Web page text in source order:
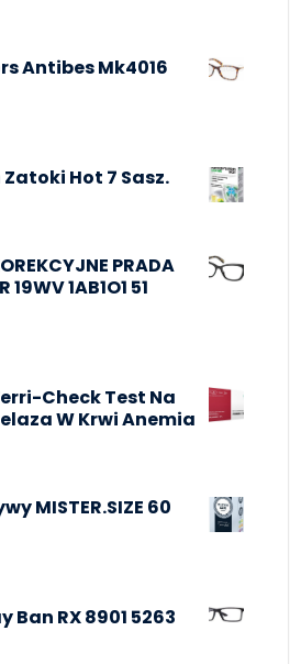
Antibes Mk4016
Hot 7 Sasz.
PRADA
19WV 1AB1O1 51
Check Test Na
W Krwi Anemia
MISTER.SIZE 60
Ban RX 8901 5263